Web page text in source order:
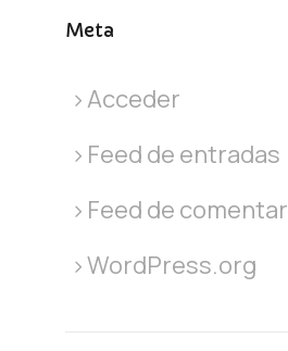
Meta
Acceder
Feed de entradas
Feed de
WordPress.org